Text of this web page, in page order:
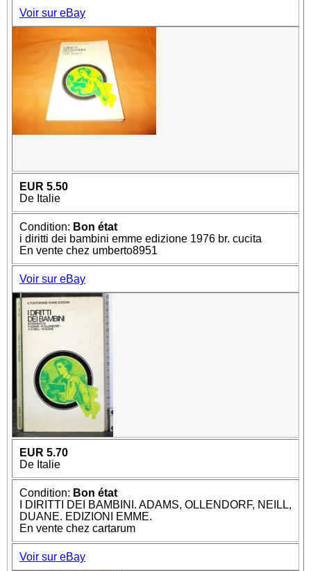
Voir sur eBay
EUR 5.50
De Italie
Condition: Bon état
i diritti dei bambini emme edizione 1976 br. cucita
En vente chez umberto8951
Voir sur eBay
EUR 5.70
De Italie
Condition: Bon état
I DIRITTI DEI BAMBINI. ADAMS, OLLENDORF, NEILL,
DUANE. EDIZIONI EMME.
En vente chez cartarum
Voir sur eBay